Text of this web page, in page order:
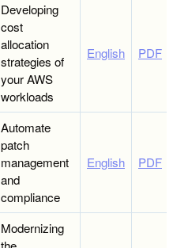
Developing
cost
allocation
strategies of
your AWS
workloads
English PDF
Automate
patch
management
and
compliance
English PDF
Modernizing